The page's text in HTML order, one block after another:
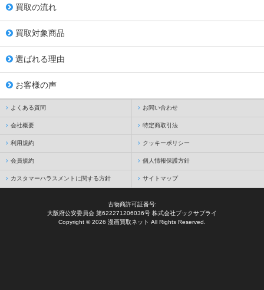
買取の流れ
買取対象商品
選ばれる理由
お客様の声
よくある質問 お問い合わせ
会社概要 特定商取引法
利用規約 クッキーポリシー
会員規約 個人情報保護方針
カスタマーハラスメントに関する方針 サイトマップ
古物商許可証番号:
大阪府公安委員会 第622271206036号 株式会社ブックサプライ
Copyright © 2026 漫画買取ネット All Rights Reserved.